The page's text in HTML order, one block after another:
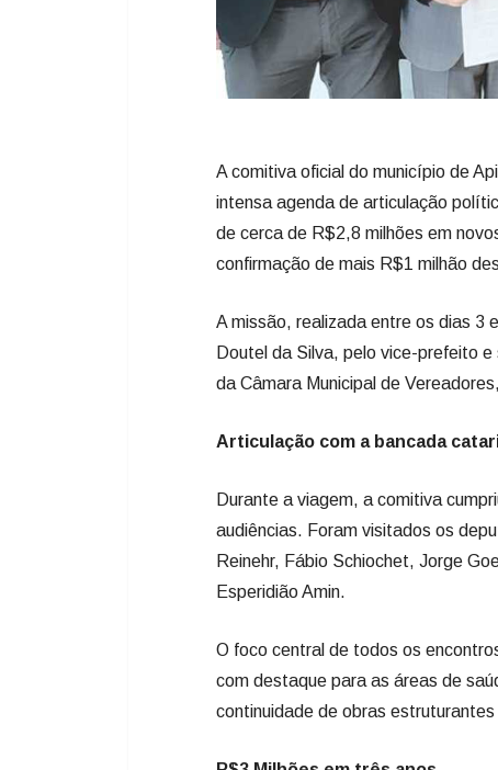
A comitiva oficial do município de
intensa agenda de articulação
de cerca de R$2,8 milhões em
confirmação de mais R$1 milhão
A missão, realizada entre os dias 3
Doutel da Silva, pelo vice-prefeito
da Câmara Municipal de
Articulação com a bancada
Durante a viagem, a comitiva
audiências. Foram visitados os
Reinehr, Fábio Schiochet, Jorge
Esperidião Amin.
O foco central de todos os
com destaque para as áreas de
continuidade de obras